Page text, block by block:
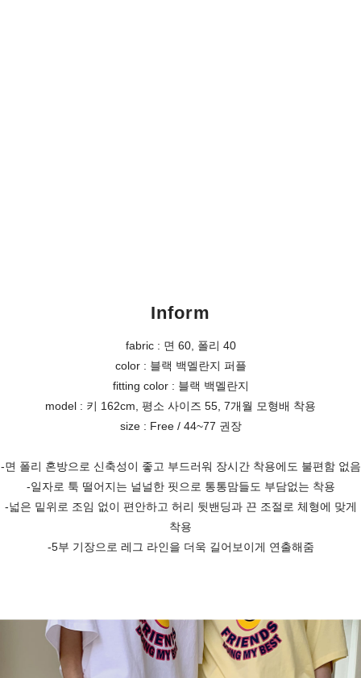
Inform
fabric : 면 60, 폴리 40
color : 블랙 백멜란지 퍼플
fitting color : 블랙 백멜란지
model : 키 162cm, 평소 사이즈 55, 7개월 모형배 착용
size : Free / 44~77 권장
-면 폴리 혼방으로 신축성이 좋고 부드러워 장시간 착용에도 불편함 없음
-일자로 툭 떨어지는 널널한 핏으로 통통맘들도 부담없는 착용
-넓은 밑위로 조임 없이 편안하고 허리 뒷밴딩과 끈 조절로 체형에 맞게
착용
-5부 기장으로 레그 라인을 더욱 길어보이게 연출해줌